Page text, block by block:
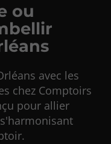
ou
avec les
chez Comptoirs
pour allier